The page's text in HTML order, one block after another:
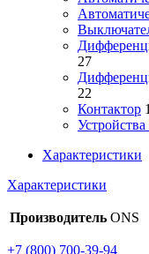
27
22
Контактор
Характеристики
Характеристики
Производитель ONS
+7 (800) 700-39-94